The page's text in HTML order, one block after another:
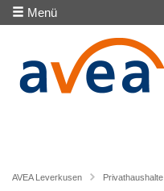
Menü
AVEA Leverkusen Privathaushalte